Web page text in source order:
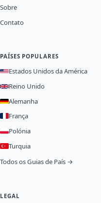
Sobre
Contato
PAÍSES POPULARES
Estados Unidos da América
Reino Unido
Alemanha
França
Polónia
Turquia
Todos os Guias de País →
LEGAL